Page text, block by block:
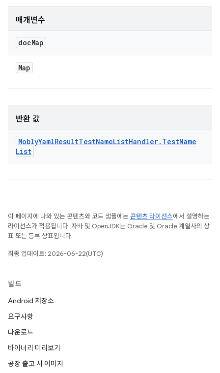
매개변수
docMap
Map
반환 값
MoblyYamlResultTestNameListHandler. TestName
List
이 페이지에 나와 있는 콘텐츠와 코드 샘플에는 콘텐츠 라이선스에서 설명하는
라이선스가 적용됩니다. 자바 및 OpenJDK는 Oracle 및 Oracle 계열사의 상
표 또는 등록 상표입니다.
최종 업데이트: 2026-06-22(UTC)
빌드
Android 저장소
요구사항
다운로드
바이너리 미리보기
공장 출고 시 이미지